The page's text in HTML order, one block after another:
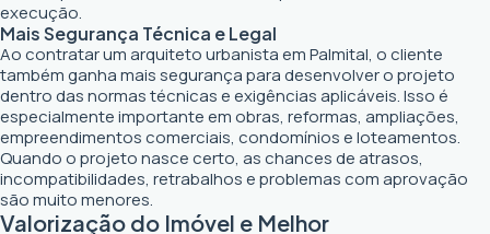
execução.
Mais Segurança Técnica e Legal
Ao contratar um arquiteto urbanista em Palmital, o cliente
também ganha mais segurança para desenvolver o projeto
dentro das normas técnicas e exigências aplicáveis. Isso é
especialmente importante em obras, reformas, ampliações,
empreendimentos comerciais, condomínios e loteamentos.
Quando o projeto nasce certo, as chances de atrasos,
incompatibilidades, retrabalhos e problemas com aprovação
são muito menores.
Valorização do Imóvel e Melhor